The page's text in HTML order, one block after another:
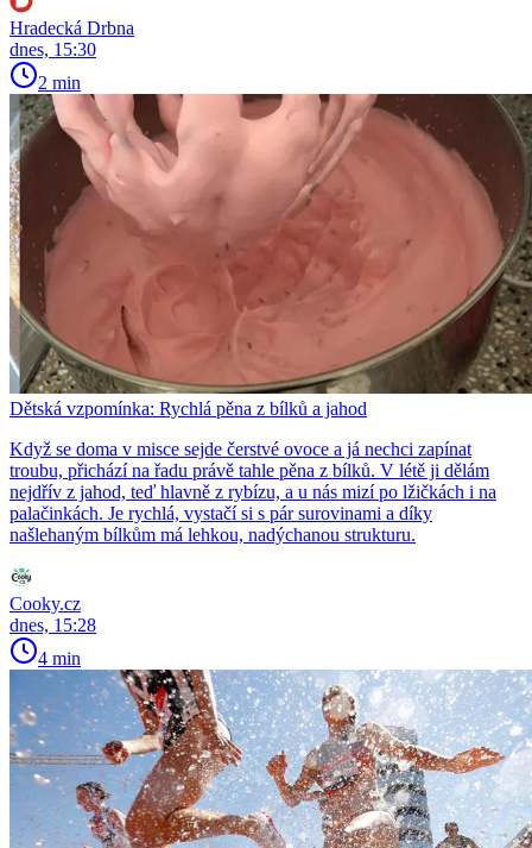
Hradecká Drbna
dnes, 15:30
2 min
Dětská vzpomínka: Rychlá pěna z bílků a jahod
Když se doma v misce sejde čerstvé ovoce a já nechci zapínat
troubu, přichází na řadu právě tahle pěna z bílků. V létě ji dělám
nejdřív z jahod, teď hlavně z rybízu, a u nás mizí po lžičkách i na
palačinkách. Je rychlá, vystačí si s pár surovinami a díky
našlehaným bílkům má lehkou, nadýchanou strukturu.
Cooky.cz
dnes, 15:28
4 min